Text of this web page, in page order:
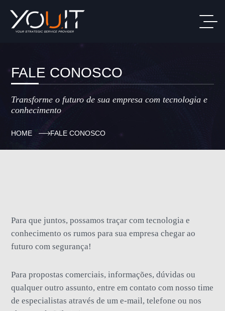
FALE CONOSCO
Transforme o futuro de sua empresa com tecnologia e
conhecimento
HOME FALE CONOSCO
Para que juntos, possamos traçar com tecnologia e
conhecimento os rumos para sua empresa chegar ao
futuro com segurança!
Para propostas comerciais, informações, dúvidas ou
qualquer outro assunto, entre em contato com nosso time
de especialistas através de um e-mail, telefone ou nos